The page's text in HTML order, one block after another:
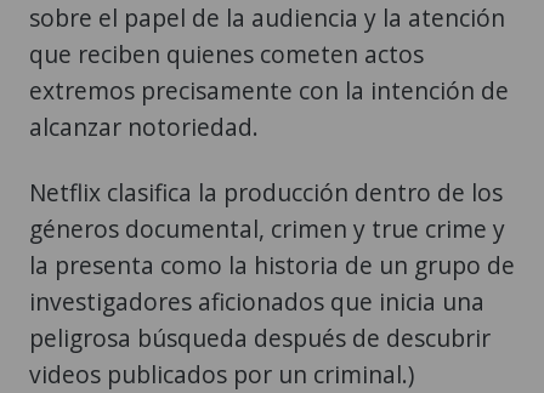
sobre el papel de la audiencia y la atención
que reciben quienes cometen actos
extremos precisamente con la intención de
alcanzar notoriedad.
Netflix clasifica la producción dentro de los
géneros documental, crimen y true crime y
la presenta como la historia de un grupo de
investigadores aficionados que inicia una
peligrosa búsqueda después de descubrir
videos publicados por un criminal.)